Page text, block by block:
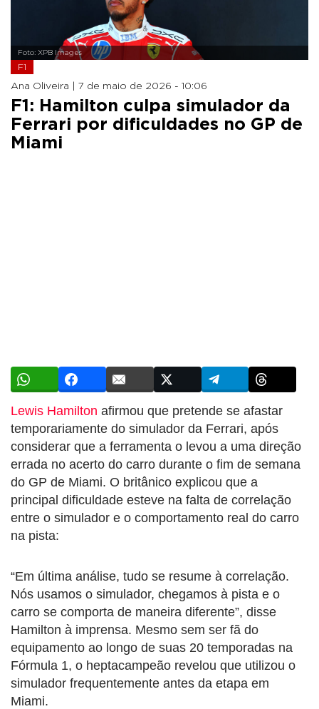
Foto: XPB Images
F1
Ana Oliveira | 7 de maio de 2026 - 10:06
F1: Hamilton culpa simulador da
Ferrari por dificuldades no GP de
Miami
Lewis Hamilton afirmou que pretende se afastar
temporariamente do simulador da Ferrari, após
considerar que a ferramenta o levou a uma direção
errada no acerto do carro durante o fim de semana
do GP de Miami. O britânico explicou que a
principal dificuldade esteve na falta de correlação
entre o simulador e o comportamento real do carro
na pista:
“Em última análise, tudo se resume à correlação.
Nós usamos o simulador, chegamos à pista e o
carro se comporta de maneira diferente”, disse
Hamilton à imprensa. Mesmo sem ser fã do
equipamento ao longo de suas 20 temporadas na
Fórmula 1, o heptacampeão revelou que utilizou o
simulador frequentemente antes da etapa em
Miami.